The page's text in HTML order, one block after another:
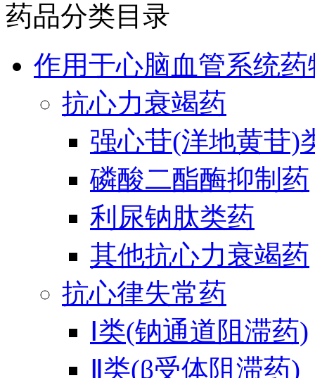
药品分类目录
作用于心脑血管系统药
抗心力衰竭药
强心苷(洋地黄苷)
磷酸二酯酶抑制药
利尿钠肽类药
其他抗心力衰竭药
抗心律失常药
Ⅰ类(钠通道阻滞药)
Ⅱ类(β受体阻滞药)